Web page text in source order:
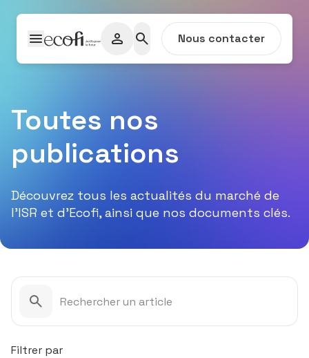
Nous contacter
Toutes nos
publications
Découvrez tous les actualités du marché de
l’ISR et d’Ecofi, ainsi que nos documents clés.
La liste de publications est automatiquement filtrée
Filtrer par